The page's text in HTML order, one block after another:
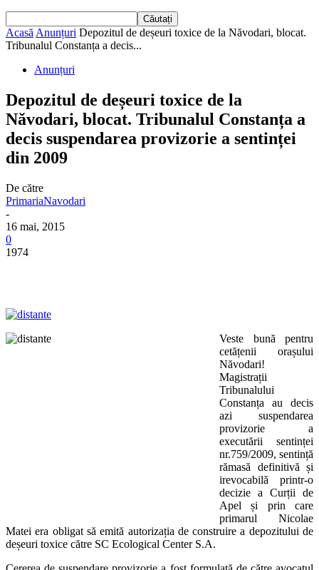
Acasă Anunțuri Depozitul de deșeuri toxice de la Năvodari, blocat.
Tribunalul Constanța a decis...
Anunțuri
Depozitul de deșeuri toxice de la
Năvodari, blocat. Tribunalul Constanța a
decis suspendarea provizorie a sentinței
din 2009
De către
PrimariaNavodari
-
16 mai, 2015
0
1974
Veste bună pentru
cetățenii orașului
Năvodari!
Magistrații
Tribunalului
Constanța au decis
azi suspendarea
provizorie a
executării sentinței
nr.759/2009, sentință
rămasă definitivă și
irevocabilă printr-o
decizie a Curții de
Apel și prin care
primarul Nicolae
Matei era obligat să emită autorizația de construire a depozitului de
deșeuri toxice către SC Ecological Center S.A.